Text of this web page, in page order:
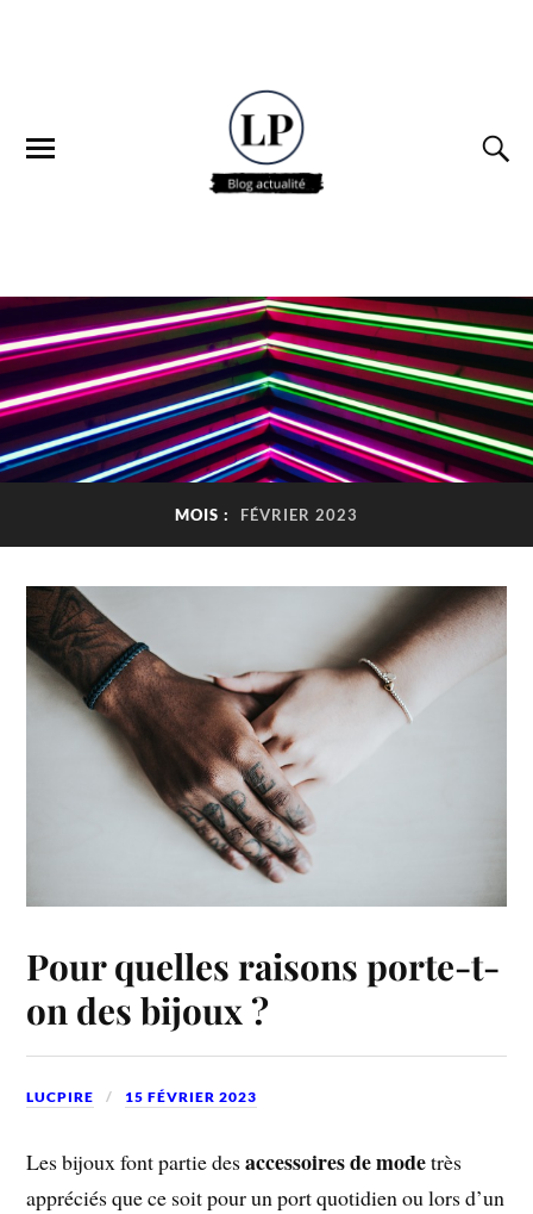
MOIS : FÉVRIER 2023
Pour quelles raisons porte-t-
on des bijoux ?
LUCPIRE 15 FÉVRIER 2023
Les bijoux font partie desaccessoires de modetrès
appréciés que ce soit pour un port quotidien ou lors d’un